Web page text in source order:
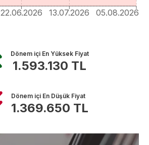
22.06.2026 13.07.2026 05.08.2026
Dönem içi En Yüksek Fiyat
1.593.130 TL
Dönem içi En Düşük Fiyat
1.369.650 TL